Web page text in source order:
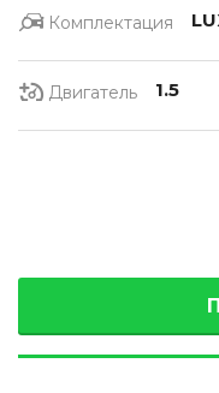
Комплектация
Двигатель 1.5